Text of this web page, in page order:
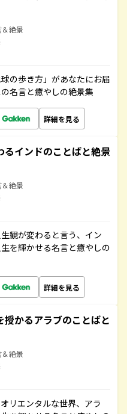
絶景
の歩き方」があなたにお届
名言と癒やしの絶景集
詳細を見る
るインドのことばと絶景
絶景
観が変わると言う、イン
を輝かせる名言と癒やしの
詳細を見る
授かるアラブのことばと
絶景
リエンタルな世界、アラ